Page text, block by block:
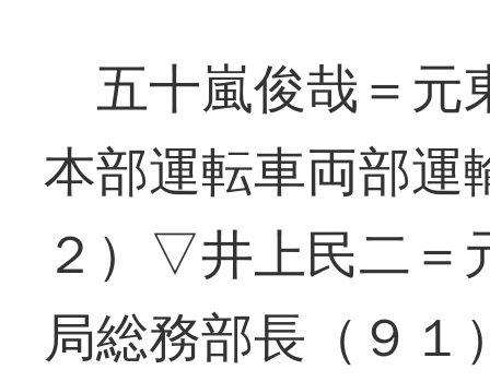
五十嵐俊哉＝元
本部運転車両部運
２）▽井上民二＝
局総務部長（９